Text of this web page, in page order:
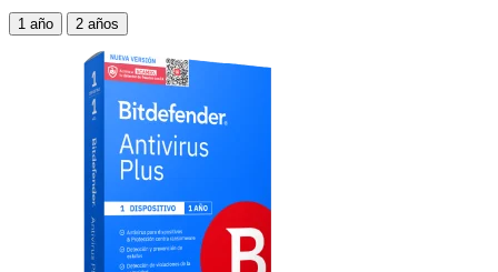
1 año 2 años